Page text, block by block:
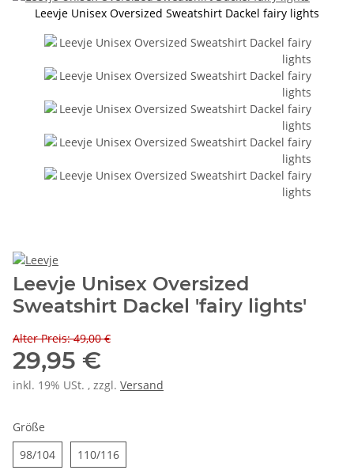
Leevje Unisex Oversized Sweatshirt Dackel fairy lights
Leevje Unisex Oversized
Sweatshirt Dackel 'fairy lights'
Alter Preis: 49,00 €
29,95 €
inkl. 19% USt. , zzgl. Versand
Größe
98/10498/104110/116110/116